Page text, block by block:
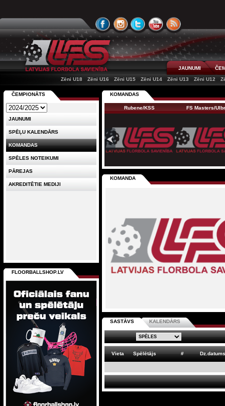
JAUNUMI
Zēni U18
Zēni U16 Zēni U15 Zēni U14 Zēni U13 Zēni U12
KOMANDAS
Rubene/KSS FS Masters/
KOMANDA
SASTĀVS KALENDĀRS
Vieta Spēlētājs # Dz.datums
ČEMPIONĀTS
JAUNUMI
SPĒĻU KALENDĀRS
KOMANDAS
SPĒLES NOTEIKUMI
PĀREJAS
AKREDITĒTIE MEDIJI
FLOORBALLSHOP.LV